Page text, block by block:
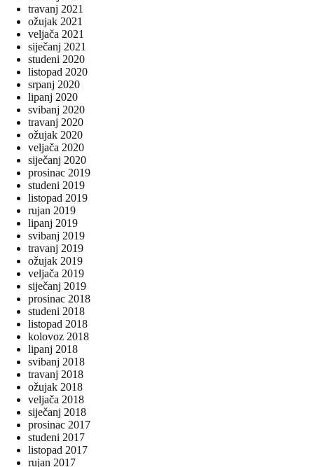
travanj 2021
ožujak 2021
veljača 2021
siječanj 2021
studeni 2020
listopad 2020
srpanj 2020
lipanj 2020
svibanj 2020
travanj 2020
ožujak 2020
veljača 2020
siječanj 2020
prosinac 2019
studeni 2019
listopad 2019
rujan 2019
lipanj 2019
svibanj 2019
travanj 2019
ožujak 2019
veljača 2019
siječanj 2019
prosinac 2018
studeni 2018
listopad 2018
kolovoz 2018
lipanj 2018
svibanj 2018
travanj 2018
ožujak 2018
veljača 2018
siječanj 2018
prosinac 2017
studeni 2017
listopad 2017
rujan 2017